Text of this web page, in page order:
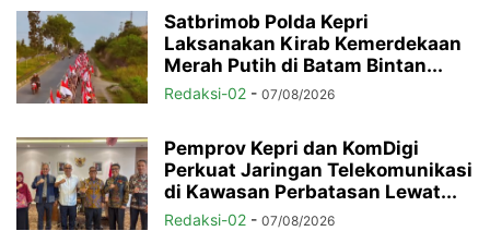
Satbrimob Polda Kepri
Laksanakan Kirab Kemerdekaan
Merah Putih di Batam Bintan...
Redaksi-02 - 07/08/2026
Pemprov Kepri dan KomDigi
Perkuat Jaringan Telekomunikasi
di Kawasan Perbatasan Lewat...
Redaksi-02 - 07/08/2026